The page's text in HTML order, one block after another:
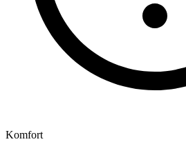
Komfort